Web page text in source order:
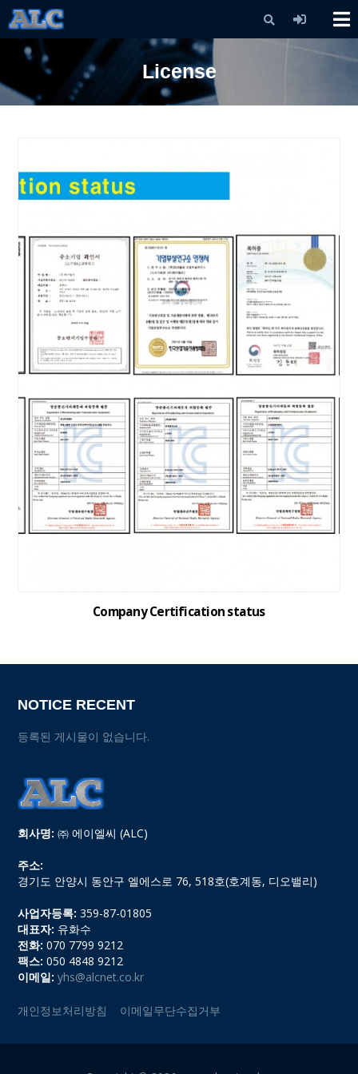
License
Company Certification status
회사명: ㈜ 에이엘씨 (ALC)
주소:
경기도 안양시 동안구 엘에스로 76, 518호(호계동, 디오밸리)
사업자등록: 359-87-01805
대표자: 유화수
전화: 070 7799 9212
팩스: 050 4848 9212
이메일: yhs@alcnet.co.kr
개인정보처리방침 이메일무단수집거부
NOTICE RECENT
등록된 게시물이 없습니다.